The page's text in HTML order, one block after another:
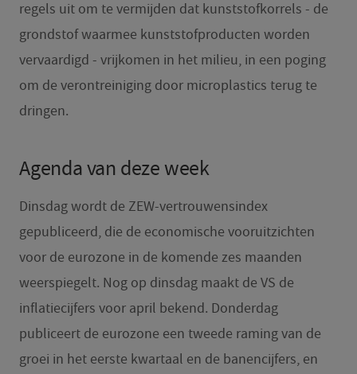
regels uit om te vermijden dat kunststofkorrels - de
grondstof waarmee kunststofproducten worden
vervaardigd - vrijkomen in het milieu, in een poging
om de verontreiniging door microplastics terug te
dringen.
Agenda van deze week
Dinsdag wordt de ZEW-vertrouwensindex
gepubliceerd, die de economische vooruitzichten
voor de eurozone in de komende zes maanden
weerspiegelt. Nog op dinsdag maakt de VS de
inflatiecijfers voor april bekend. Donderdag
publiceert de eurozone een tweede raming van de
groei in het eerste kwartaal en de banencijfers, en